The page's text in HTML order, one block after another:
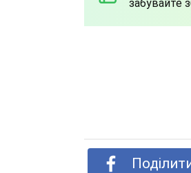
забувайте